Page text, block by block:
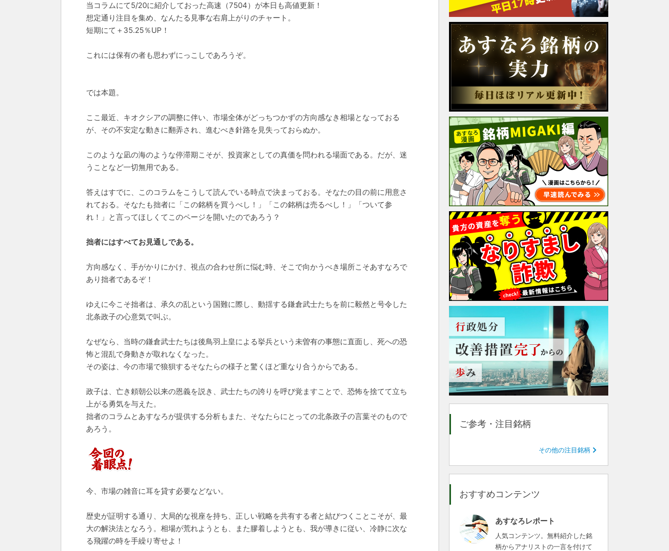
当コラムにて5/20に紹介しておった高速（7504）が本日も高値更新！
想定通り注目を集め、なんたる見事な右肩上がりのチャート。
短期にて＋35.25％UP！
これには保有の者も思わずにっこしであろうぞ。
では本題。
ここ最近、キオクシアの調整に伴い、市場全体がどっちつかずの方向感なき相場となっておる
が、その不安定な動きに翻弄され、進むべき針路を見失っておらぬか。
このような凪の海のような停滞期こそが、投資家としての真価を問われる場面である。だが、迷
うことなど一切無用である。
答えはすでに、このコラムをこうして読んでいる時点で決まっておる。そなたの目の前に用意さ
れておる。そなたも拙者に「この銘柄を買うべし！」「この銘柄は売るべし！」「ついて参
れ！」と言ってほしくてこのページを開いたのであろう？
拙者にはすべてお見通しである。
方向感なく、手がかりにかけ、視点の合わせ所に悩む時、そこで向かうべき場所こそあすなろで
あり拙者であるぞ！
ゆえに今こそ拙者は、承久の乱という国難に際し、動揺する鎌倉武士たちを前に毅然と号令した
北条政子の心意気で叫ぶ。
なぜなら、当時の鎌倉武士たちは後鳥羽上皇による挙兵という未曽有の事態に直面し、死への恐
怖と混乱で身動きが取れなくなった。
その姿は、今の市場で狼狽するそなたらの様子と驚くほど重なり合うからである。
政子は、亡き頼朝公以来の恩義を説き、武士たちの誇りを呼び覚ますことで、恐怖を捨てて立ち
上がる勇気を与えた。
拙者のコラムとあすなろが提供する分析もまた、そなたらにとっての北条政子の言葉そのもので
あろう。
今、市場の雑音に耳を貸す必要などない。
歴史が証明する通り、大局的な視座を持ち、正しい戦略を共有する者と結びつくことこそが、最
大の解決法となろう。相場が荒れようとも、また膠着しようとも、我が導きに従い、冷静に次な
る飛躍の時を手繰り寄せよ！
ご参考・注目銘柄
その他の注目銘柄
おすすめコンテンツ
あすなろレポート
人気コンテンツ。無料紹介した銘
柄からアナリストの一言を付けて